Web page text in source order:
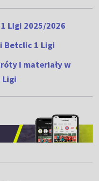
Ligi 2025/2026
Betclic 1 Ligi
i materiały w
Ligi